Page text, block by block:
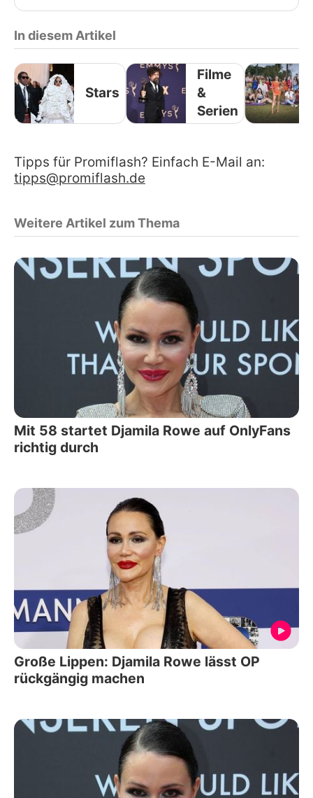
In diesem Artikel
Stars
Filme
&
Serien
Tipps für Promiflash? Einfach E-Mail an:
tipps@promiflash.de
Weitere Artikel zum Thema
Mit 58 startet Djamila Rowe auf OnlyFans
richtig durch
Große Lippen: Djamila Rowe lässt OP
rückgängig machen